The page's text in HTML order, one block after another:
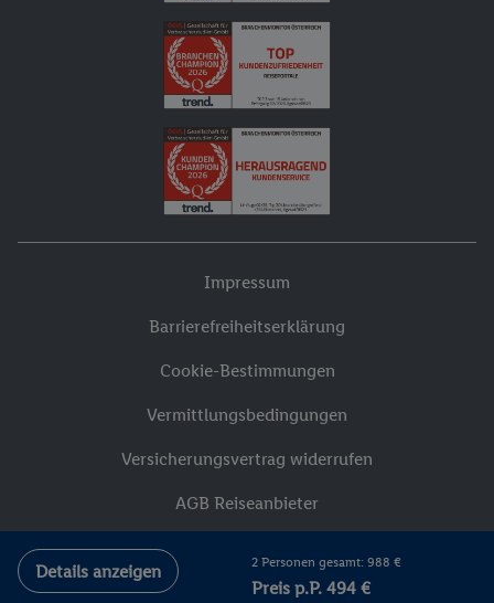
Details anzeigen 2 Personen gesamt: 988 €
Preis p.P. 494 €
Impressum
Barrierefreiheitserklärung
Cookie-Bestimmungen
Vermittlungsbedingungen
Versicherungsvertrag widerrufen
AGB Reiseanbieter
Datenschutzhinweise
Compliance